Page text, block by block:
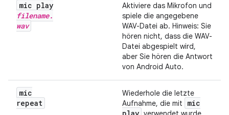
mic play
filename.
wav
Aktiviere das Mikrofon und
spiele die angegebene
WAV-Datei ab. Hinweis: Sie
hören nicht, dass die WAV-
Datei abgespielt wird,
aber Sie hören die Antwort
von Android Auto.
mic
repeat
Wiederhole die letzte
Aufnahme, die mit
mic